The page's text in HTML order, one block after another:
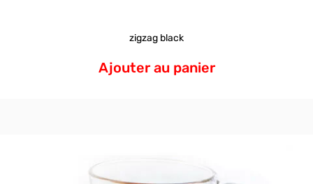
zigzag black
Ajouter au panier